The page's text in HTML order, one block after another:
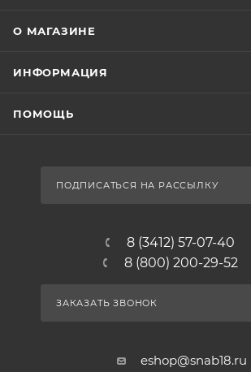
О МАГАЗИНЕ
ИНФОРМАЦИЯ
ПОМОЩЬ
ПОДПИСАТЬСЯ НА РАССЫЛКУ
8 (3412) 57-07-40
8 (800) 200-29-52
ЗАКАЗАТЬ ЗВОНОК
eshop@snab18.ru